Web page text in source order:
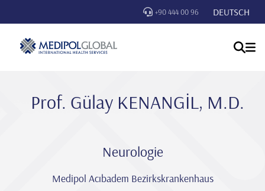
+90 444 00 96 DEUTSCH
Prof. Gülay KENANGİL, M.D.
Neurologie
Medipol Acıbadem Bezirkskrankenhaus